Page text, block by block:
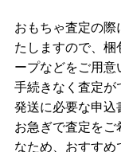
梱包キットをメ
梱包キットを
おもちゃ査定の際
たしますので、梱
ープなどをご用意
手続きなく査定が
発送に必要な申込
お急ぎで査定を
なため、おすすめ